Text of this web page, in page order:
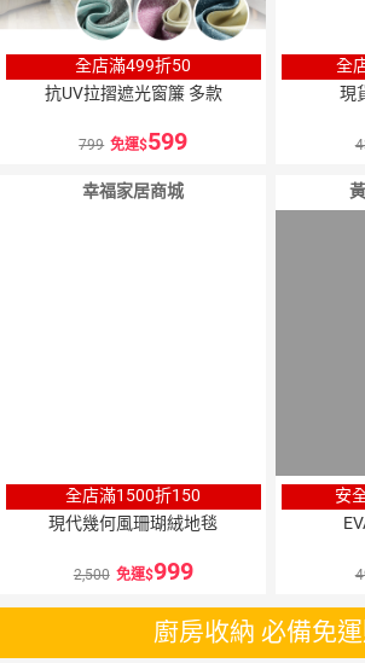
全店滿499折50
抗UV拉摺遮光窗簾 多款
799 免運 599
全
現
幸福家居商城
全店滿1500折150
現代幾何風珊瑚絨地毯
2,500 免運 999
安
廚房收納 必備免